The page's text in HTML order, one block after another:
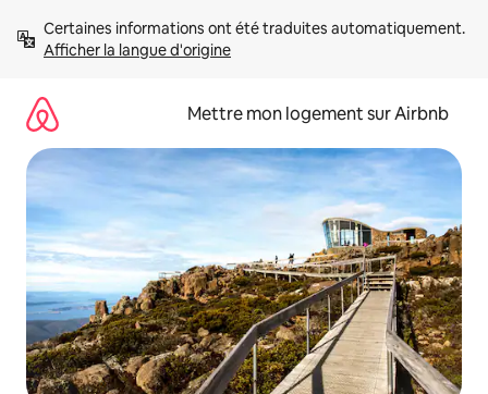
directement
Afficher la langue d'origine
Mettre mon logement sur Airbnb